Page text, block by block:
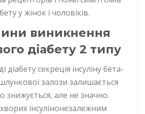
у жінок і чоловіків.
виникнення
діабету 2 типу
секреція інсуліну бета-
залози залишається
знижується, але не значно.
інсулінонезалежним